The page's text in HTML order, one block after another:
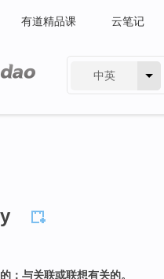
有道精品课 云笔记
中英
：与关联或联想有关的。